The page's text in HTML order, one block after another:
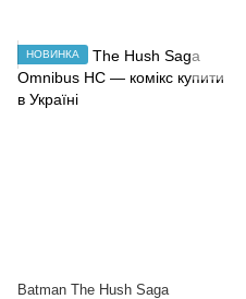
НОВИНКА
Batman The Hush Saga